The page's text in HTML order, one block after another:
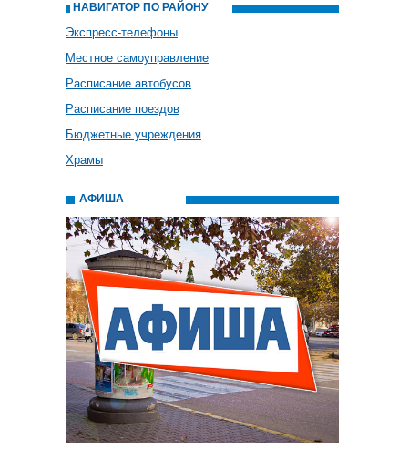
НАВИГАТОР ПО РАЙОНУ
Экспресс-телефоны
Местное самоуправление
Расписание автобусов
Расписание поездов
Бюджетные учреждения
Храмы
АФИША